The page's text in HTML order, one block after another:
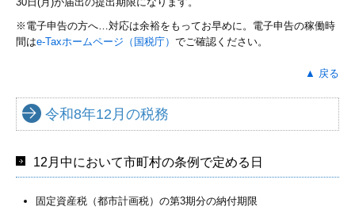
※電子申告の方へ…対応は余裕をもってお早めに。電子申告の稼働時
間はe-Taxホームページ（国税庁） でご確認ください。
▲ 戻る
令和8年12月の税務
12月中において市町村の条例で定める日
固定資産税（都市計画税）の第3期分の納付期限